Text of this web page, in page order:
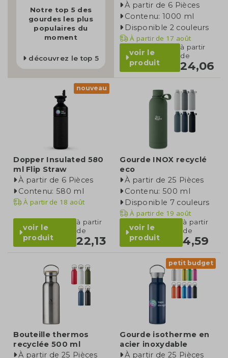
Notre top 5 des
gourdes les plus
populaires du
moment
découvrez le top 5
À partir de 6 Pièces
Contenu: 1000 ml
Disponible 2 couleurs
À partir de 17 août
voir le
produit
à partir
de
24,06
nouveau
Dopper Insulated 580
ml Flip Straw
À partir de 6 Pièces
Contenu: 580 ml
À partir de 18 août
voir le
produit
à partir
de
22,13
Gourde INOX recyclé
eco
À partir de 25 Pièces
Contenu: 500 ml
Disponible 7 couleurs
À partir de 19 août
voir le
produit
à partir
de
4,59
Bouteille thermos
recyclée 500 ml
À partir de 25 Pièces
petit budget
Gourde isotherme en
acier inoxydable
À partir de 25 Pièces